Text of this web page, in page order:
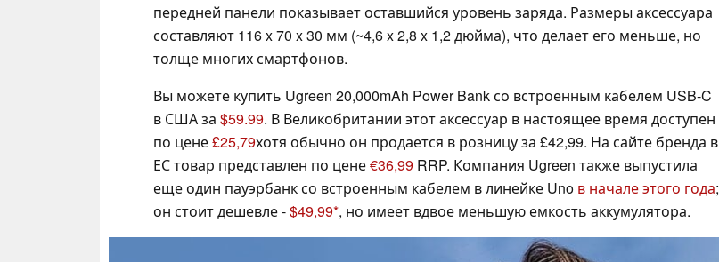
передней панели показывает оставшийся уровень заряда. Размеры аксессуара
составляют 116 x 70 x 30 мм (~4,6 x 2,8 x 1,2 дюйма), что делает его меньше, но
толще многих смартфонов.
Вы можете купить Ugreen 20,000mAh Power Bank со встроенным кабелем USB-C
в США за $59.99. В Великобритании этот аксессуар в настоящее время доступен
по цене£25,79хотя обычно он продается в розницу за £42,99. На сайте бренда в
ЕС товар представлен по цене€36,99 RRP. Компания Ugreen также выпустила
еще один пауэрбанк со встроенным кабелем в линейке Uno в начале этого года;
он стоит дешевле -$49,99 , но имеет вдвое меньшую емкость аккумулятора.